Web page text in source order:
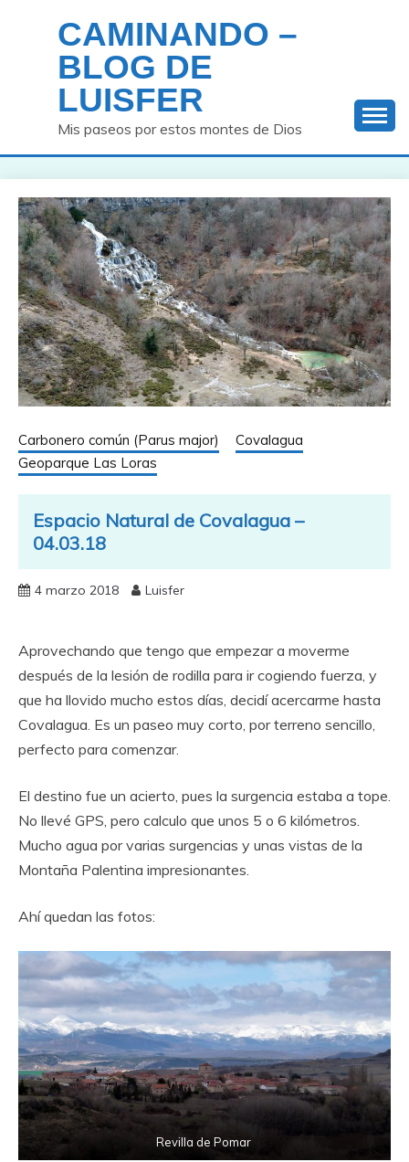
contenido
CAMINANDO –
BLOG DE
LUISFER
Mis paseos por estos montes de Dios
Carbonero común (Parus major)
Covalagua
Geoparque Las Loras
Espacio Natural de Covalagua –
04.03.18
4 marzo 2018 Luisfer
Aprovechando que tengo que empezar a moverme
después de la lesión de rodilla para ir cogiendo fuerza, y
que ha llovido mucho estos días, decidí acercarme hasta
Covalagua. Es un paseo muy corto, por terreno sencillo,
perfecto para comenzar.
El destino fue un acierto, pues la surgencia estaba a tope.
No llevé GPS, pero calculo que unos 5 o 6 kilómetros.
Mucho agua por varias surgencias y unas vistas de la
Montaña Palentina impresionantes.
Ahí quedan las fotos:
Revilla de Pomar